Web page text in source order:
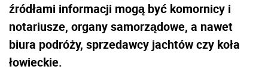
źródłami informacji mogą być komornicy i
notariusze, organy samorządowe, a nawet
biura podróży, sprzedawcy jachtów czy koła
łowieckie.